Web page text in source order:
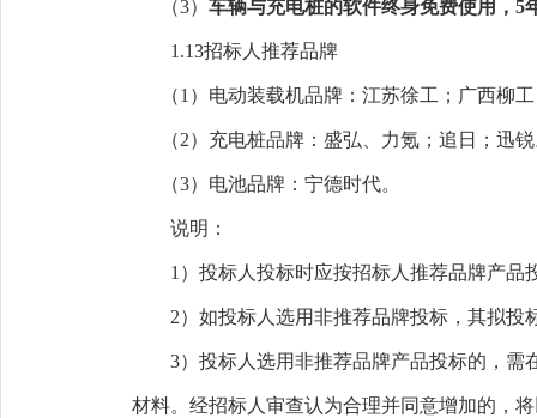
（3） 车辆与充电桩的软件终身免费使用， 5
1.13招标人推荐品牌
（1）电动装载机品牌：江苏徐工；广西柳
（2）充电桩品牌：盛弘、力
（3）电池品牌：宁德时代。
说明：
1）投标人投标时应按招标人推荐品牌产品
2）如投标人选用非推荐品牌投标，其拟
3）投标人选用非推荐品牌产品投标的，
材料。经招标人审查认为合理并同意增加的，